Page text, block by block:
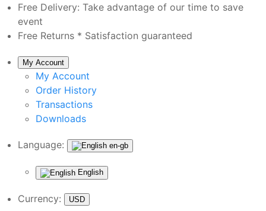
Free Delivery: Take advantage of our time to save
event
Free Returns * Satisfaction guaranteed
My Account
My Account
Order History
Transactions
Downloads
Language: en-gb
English
Currency: USD